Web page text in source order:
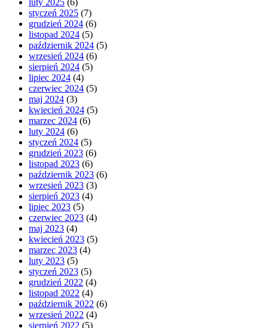
styczeń 2025 (7)
grudzień 2024 (6)
listopad 2024 (5)
październik 2024 (5)
wrzesień 2024 (6)
sierpień 2024 (5)
lipiec 2024 (4)
czerwiec 2024 (5)
maj 2024 (3)
kwiecień 2024 (5)
marzec 2024 (6)
luty 2024 (6)
styczeń 2024 (5)
grudzień 2023 (6)
listopad 2023 (6)
październik 2023 (6)
wrzesień 2023 (3)
sierpień 2023 (4)
lipiec 2023 (5)
czerwiec 2023 (4)
maj 2023 (4)
kwiecień 2023 (5)
marzec 2023 (4)
luty 2023 (5)
styczeń 2023 (5)
grudzień 2022 (4)
listopad 2022 (4)
październik 2022 (6)
wrzesień 2022 (4)
sierpień 2022 (5)